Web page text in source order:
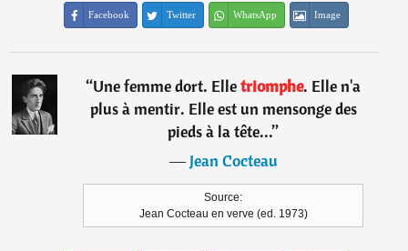
Facebook Twitter WhatsApp Image
“Une femme dort. Elletriomphe. Elle n'a
plus à mentir. Elle est un mensonge des
pieds à la tête...”
―Jean Cocteau
Source:
Jean Cocteau en verve (ed. 1973)